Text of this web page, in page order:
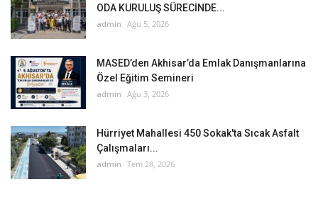
ODA KURULUŞ SÜRECİNDE...
admin Ağu 5, 2026
MASED’den Akhisar’da Emlak Danışmanlarına
Özel Eğitim Semineri
admin Ağu 3, 2026
Hürriyet Mahallesi 450 Sokak'ta Sıcak Asfalt
Çalışmaları...
admin Tem 28, 2026